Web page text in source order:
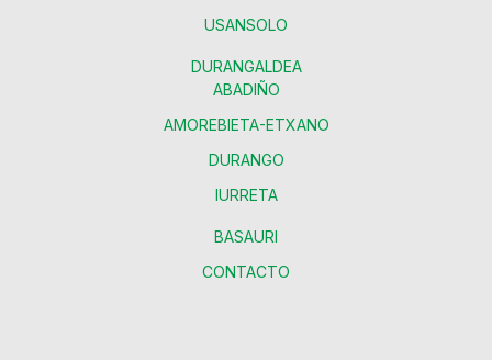
USANSOLO
DURANGALDEA
ABADIÑO
AMOREBIETA-ETXANO
DURANGO
IURRETA
BASAURI
CONTACTO